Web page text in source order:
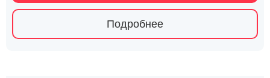
Подробнее